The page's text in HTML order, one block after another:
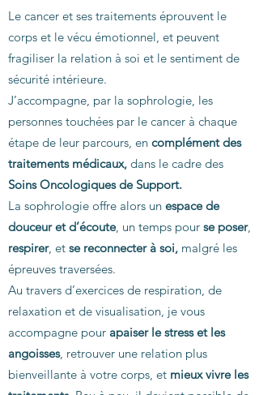
Le cancer et ses traitements éprouvent le
corps et le vécu émotionnel, et peuvent
fragiliser la relation à soi et le sentiment de
sécurité intérieure.
J’accompagne, par la sophrologie, les
personnes touchées par le cancer à chaque
étape de leur parcours, en complément des
traitements médicaux, dans le cadre des
Soins Oncologiques de Support.
La sophrologie offre alors un espace de
douceur et d’écoute, un temps pour se poser,
respirer, et se reconnecter à soi, malgré les
épreuves traversées.
Au travers d’exercices de respiration, de
relaxation et de visualisation, je vous
accompagne pour apaiser le stress et les
angoisses, retrouver une relation plus
bienveillante à votre corps, et mieux vivre les